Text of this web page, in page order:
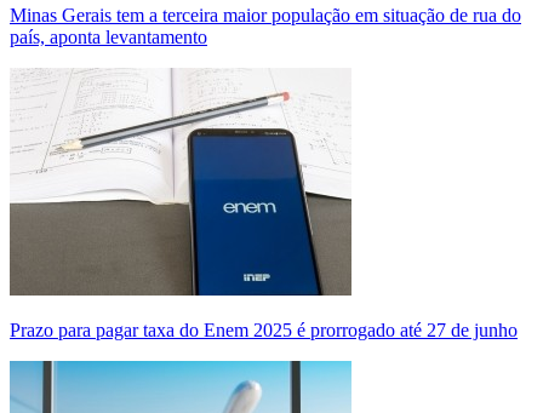
Minas Gerais tem a terceira maior população em situação de rua do
país, aponta levantamento
Prazo para pagar taxa do Enem 2025 é prorrogado até 27 de junho